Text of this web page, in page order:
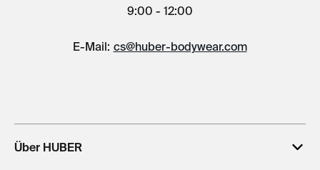
9:00 - 12:00
E-Mail: cs@huber-bodywear.com
Über HUBER